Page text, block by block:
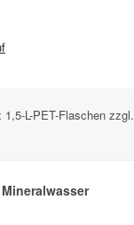
L-PET-Flaschen zzgl.